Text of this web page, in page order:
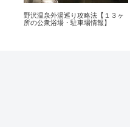
野沢温泉外湯巡り攻略法【１３ヶ
所の公衆浴場・駐車場情報】